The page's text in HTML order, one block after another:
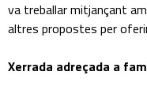
va treballar mitjançant
altres propostes per
Xerrada adreçada a